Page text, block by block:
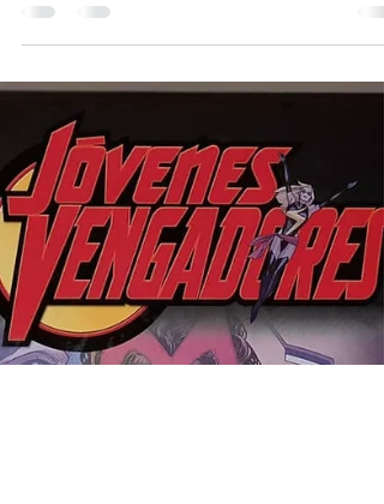
Robinson.
La Bruja Escarlata. El camino de las Brujas, de
de una bruja buena. Pasados los eventos de...